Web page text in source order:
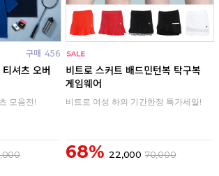
구매 456
셔츠 오버
모음전!
비트로 스커트 배드민턴복 탁구복
게임웨어
비트로 여성 하의 기간한정 특가세일!
68% 22,000 70,000